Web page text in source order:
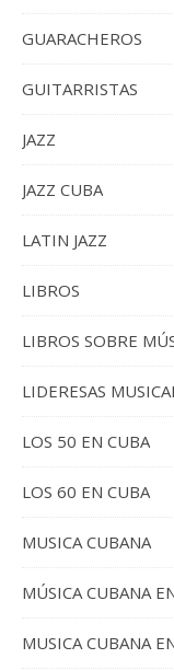
GUARACHEROS
GUITARRISTAS
JAZZ
JAZZ CUBA
LATIN JAZZ
LIBROS
LIBROS SOBRE
LIDERESAS
LOS 50 EN CUBA
LOS 60 EN CUBA
MUSICA CUBANA
MÚSICA CUBANA
MUSICA CUBANA